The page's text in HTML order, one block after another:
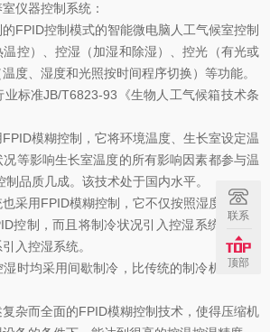
仪器控制系统：
控制模式的智能微电脑人工气候室控制
控）、控湿（加湿和除湿）、控光（有光或
度、湿度和光照按时间程序切换）等功能。
标准JB/T6823-93《生物人工气候箱技术条
模糊控制，它将环境温度、生长室设定温
等影响生长室温度的所有影响因素都参与温
品质几成。该技术处于国内水平。
用FPID模糊控制，它不仅按照湿度偏差对
控制，而且将制冷状况引入控湿系统，还将
入控湿系统。
均采用间歇制冷，比传统的制冷机连续运
而全面的FPID模糊控制技术，使得压缩机
联系
顶部